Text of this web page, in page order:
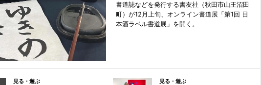
書道誌などを発行する書友社（秋田市山王沼田
町）が12月上旬、オンライン書道展「第1回 日
本酒ラベル書道展」を開く。
見る・遊ぶ 見る・遊ぶ